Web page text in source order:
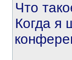
Что
Когда я